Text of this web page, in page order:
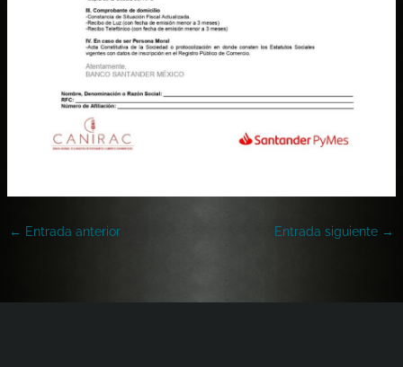
← Entrada anterior Entrada siguiente →